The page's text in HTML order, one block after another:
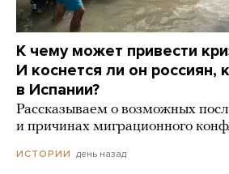
К чему может привести
И коснется ли он россиян,
в Испании?
Рассказываем о возможных
и причинах миграционного
ИСТОРИИ день назад